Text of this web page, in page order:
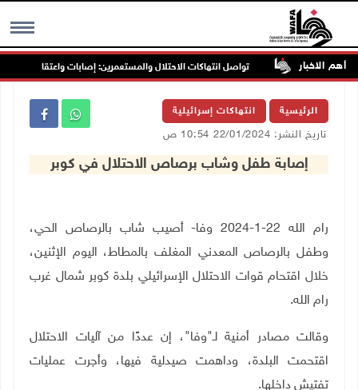
MENU أهم الاخبار
جنين تواصل انتهاكات الاحتلال والمستعمرين: إصابات واعتقالات
الرئيسية انتهاكات إسرائيلية
تاريخ النشر: 22/01/2024 10:54 ص
إصابة طفل وشاب برصاص الاحتلال في كوبر
رام الله 22-1-2024 وفا- أصيب شاب بالرصاص الحي،
وطفل بالرصاص المعدني المغلف بالمطاط، اليوم الإثنين،
خلال اقتحام قوات الاحتلال الإسرائيلي بلدة كوبر شمال غرب
رام الله.
وقالت مصادر أمنية لـ"وفا"، إن عددًا من آليات الاحتلال
اقتحمت البلدة، وداهمت صيدلية فيها، وأجرت عمليات
تفتيش داخلها.